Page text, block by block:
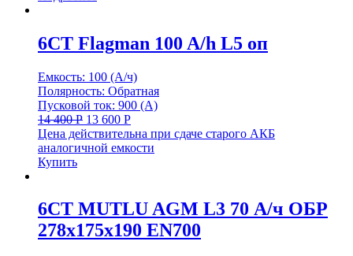
6СТ Flagman 100 A/h L5 оп
Емкость: 100 (А/ч)
Полярность: Обратная
Пусковой ток: 900 (А)
14 400Р 13 600 Р
Цена действительна при сдаче старого АКБ
аналогичной емкости
Купить
6СТ MUTLU AGM L3 70 А/ч ОБР
278x175x190 EN700